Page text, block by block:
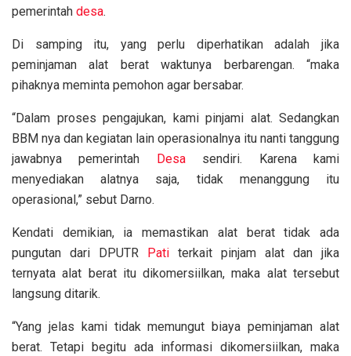
pemerintah desa.
Di samping itu, yang perlu diperhatikan adalah jika
peminjaman alat berat waktunya berbarengan. “maka
pihaknya meminta pemohon agar bersabar.
“Dalam proses pengajukan, kami pinjami alat. Sedangkan
BBM nya dan kegiatan lain operasionalnya itu nanti tanggung
jawabnya pemerintah
Desasendiri. Karena kami
menyediakan alatnya saja, tidak menanggung itu
operasional,” sebut Darno.
Kendati demikian, ia memastikan alat berat tidak ada
pungutan dari DPUTR
Pati terkait pinjam alat dan jika
ternyata alat berat itu dikomersiilkan, maka alat tersebut
langsung ditarik.
“Yang jelas kami tidak memungut biaya peminjaman alat
berat. Tetapi begitu ada informasi dikomersiilkan, maka